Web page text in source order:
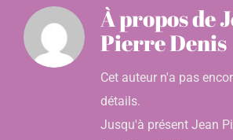
À propos de
Pierre Denis
Cet auteur n'a pas
détails.
Jusqu'à présent Jean